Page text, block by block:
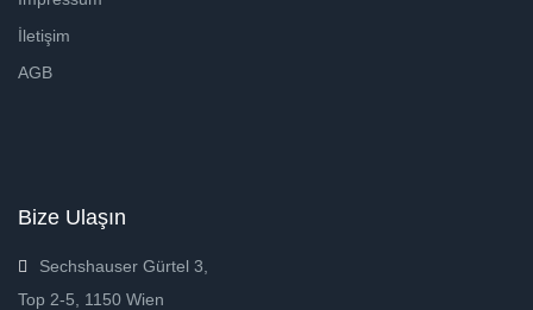
İletişim
AGB
Bize Ulaşın
Sechshauser Gürtel 3,
Top 2-5, 1150 Wien